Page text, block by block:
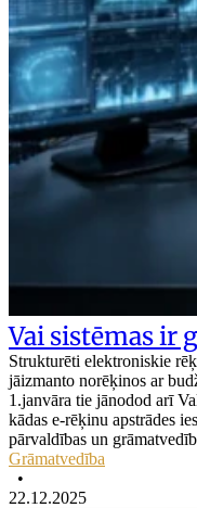
Vai sistēmas ir
Strukturēti elektroniskie
jāizmanto norēķinos ar
1.janvāra tie jānodod arī
kādas e-rēķinu apstrādes
pārvaldības un
Grāmatvedība
•
22.12.2025